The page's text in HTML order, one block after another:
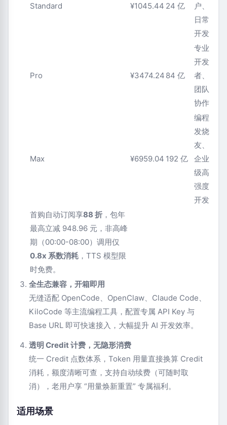
Standard ¥1045.44 24 亿
户、
日常
开发
Pro ¥3474.24 84 亿
专业
开发
者、
团队
协作
Max ¥6959.04 192 亿
编程
发烧
友、
企业
级高
强度
开发
首购自动订阅享88 折 ，包年
最高立减 948.96 元，非高峰
期（00:00-08:00）调用仅
0.8x 系数消耗 ，TTS 模型限
时免费。
全生态兼容，开箱即用
无缝适配 OpenCode、OpenClaw、Claude Code、
KiloCode 等主流编程工具，配置专属 API Key 与
Base URL 即可快速接入，大幅提升 AI 开发效率。
透明 Credit 计费，无隐形消费
统一 Credit 点数体系，Token 用量直接换算 Credit
消耗，额度清晰可查，支持自动续费（可随时取
消），老用户享 “用量焕新重置” 专属福利。
适用场景